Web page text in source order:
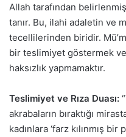
Allah tarafından
tanır. Bu, ilahi adaletin ve
tecellilerinden biridir.
bir teslimiyet göstermek
haksızlık yapmamaktır.
Teslimiyet ve Rıza Duası:
akrabaların bıraktığı
kadınlara ‘farz kılınmış